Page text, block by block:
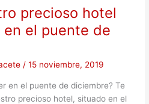
precioso hotel
el puente de
/15 noviembre, 2019
en el puente de diciembre? Te
precioso hotel, situado en el